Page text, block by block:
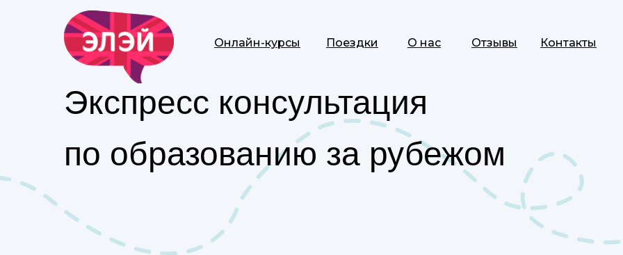
Поездки
Онлайн-курсы О нас Отзывы Контакты
Экспресс консультация
по образованию за рубежом